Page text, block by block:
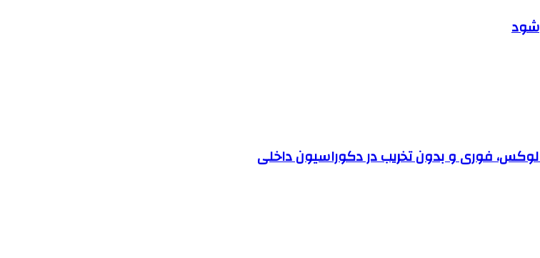
لوکس، فوری و بدون تخریب در دکوراسیون داخلی